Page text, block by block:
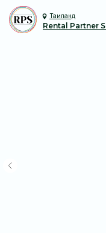
Таиланд
Rental Partner